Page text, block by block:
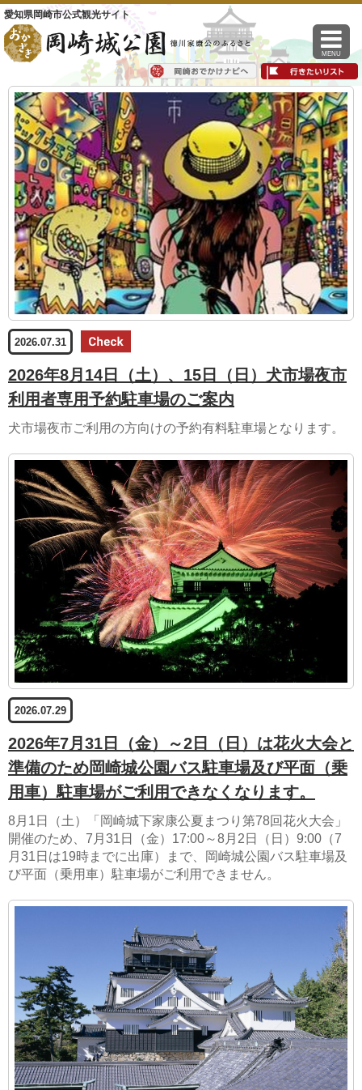
愛知県岡崎市公式観光サイト
MENU
2026.07.31
2026年8月14日（土）、15日（日）犬市場夜市
利用者専用予約駐車場のご案内
犬市場夜市ご利用の方向けの予約有料駐車場となります。
2026.07.29
2026年7月31日（金）～2日（日）は花火大会と
準備のため岡崎城公園バス駐車場及び平面（乗
用車）駐車場がご利用できなくなります。
8月1日（土）「岡崎城下家康公夏まつり第78回花火大会」
開催のため、7月31日（金）17:00～8月2日（日）9:00（7
月31日は19時までに出庫）まで、岡崎城公園バス駐車場及
び平面（乗用車）駐車場がご利用できません。